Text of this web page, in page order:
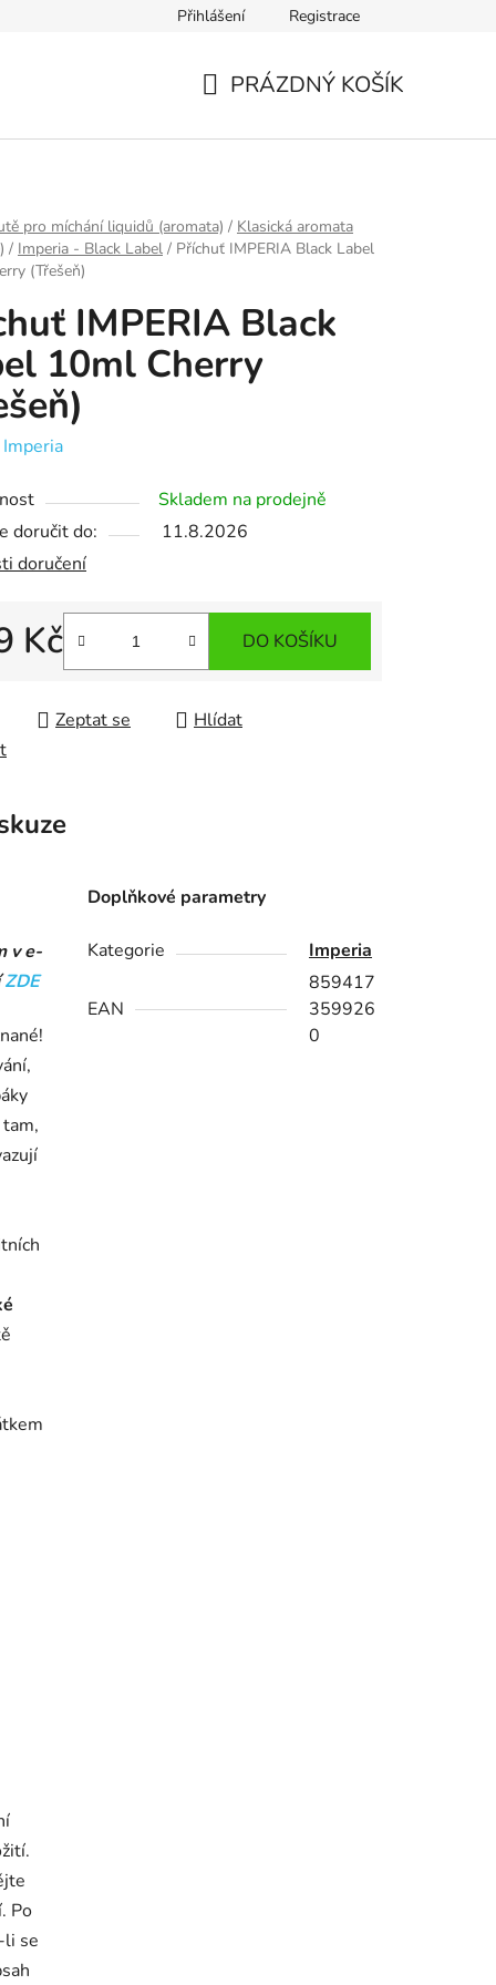
Zásady zpracování osobních údajů
Přihlášení Registrace
PRÁZDNÝ KOŠÍK
pro míchání liquidů (aromata) / Klasická aromata
/ Imperia - Black Label / Příchuť IMPERIA Black Label
(Třešeň)
IMPERIA Black
10ml Cherry
Imperia
Skladem na prodejně
doručit do:
11.8.2026
doručení
Kč DO KOŠÍKU
Zeptat se
Hlídat
v e-
ZDE
Po
li se
Doplňkové parametry
Kategorie Imperia
EAN
859417
359926
0